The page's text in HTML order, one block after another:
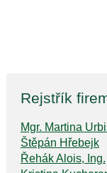
Rejstřík
Mgr. Martina
Štěpán Hřebejk
Řehák Alois, Ing.